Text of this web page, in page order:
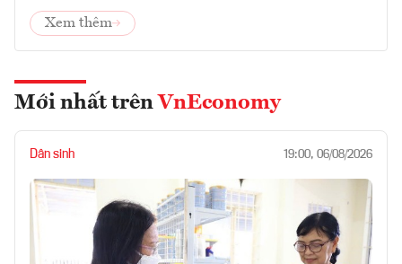
Xem thêm
Mới nhất trên VnEconomy
Dân sinh 19:00, 06/08/2026